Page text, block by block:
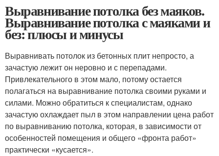
Выравнивание потолка без маяков.
Выравнивание потолка с маяками и
без: плюсы и минусы
Выравнивать потолок из бетонных плит непросто, а
зачастую лежит он неровно и с перепадами.
Привлекательного в этом мало, потому остается
полагаться на выравнивание потолка своими руками и
силами. Можно обратиться к специалистам, однако
зачастую охлаждает пыл в этом направлении цена работ
по выравниванию потолка, которая, в зависимости от
особенностей помещения и общего «фронта работ»
практически «кусается».